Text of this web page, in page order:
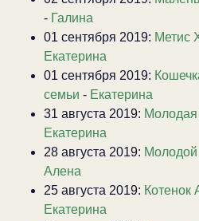
- Галина
01 сентября 2019: Метис
Екатерина
01 сентября 2019:
семьи - Екатерина
31 августа 2019:
Екатерина
28 августа 2019:
Алена
25 августа 2019: Котенок
Екатерина